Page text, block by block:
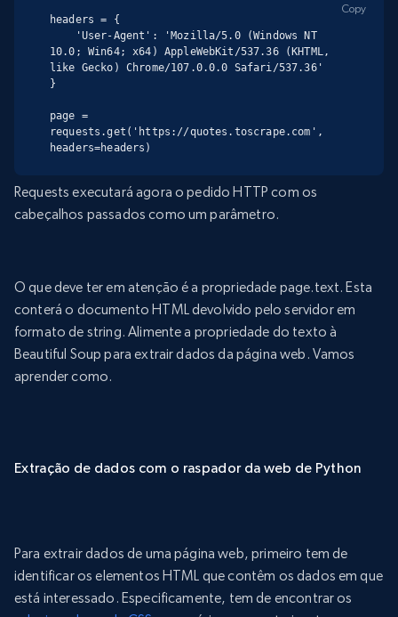
headers = {
10.0; Win64; x64) AppleWebKit/537.36 (KHTML,
like Gecko) Chrome/107.0.0.0 Safari/537.36'
}
page =
requests.get('https://quotes.toscrape.com',
headers=headers)
Copy
Requests executará agora o pedido HTTP com os
cabeçalhos passados como um parâmetro.
O que deve ter em atenção é a propriedade page.text. Esta
conterá o documento HTML devolvido pelo servidor em
formato de string. Alimente a propriedade do texto à
Beautiful Soup para extrair dados da página web. Vamos
aprender como.
Extração de dados com o raspador da web de Python
Para extrair dados de uma página web, primeiro tem de
identificar os elementos HTML que contêm os dados em que
está interessado. Especificamente, tem de encontrar os